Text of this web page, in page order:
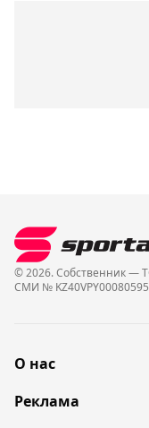
© 2026. Собственник —
СМИ №
О нас
Реклама